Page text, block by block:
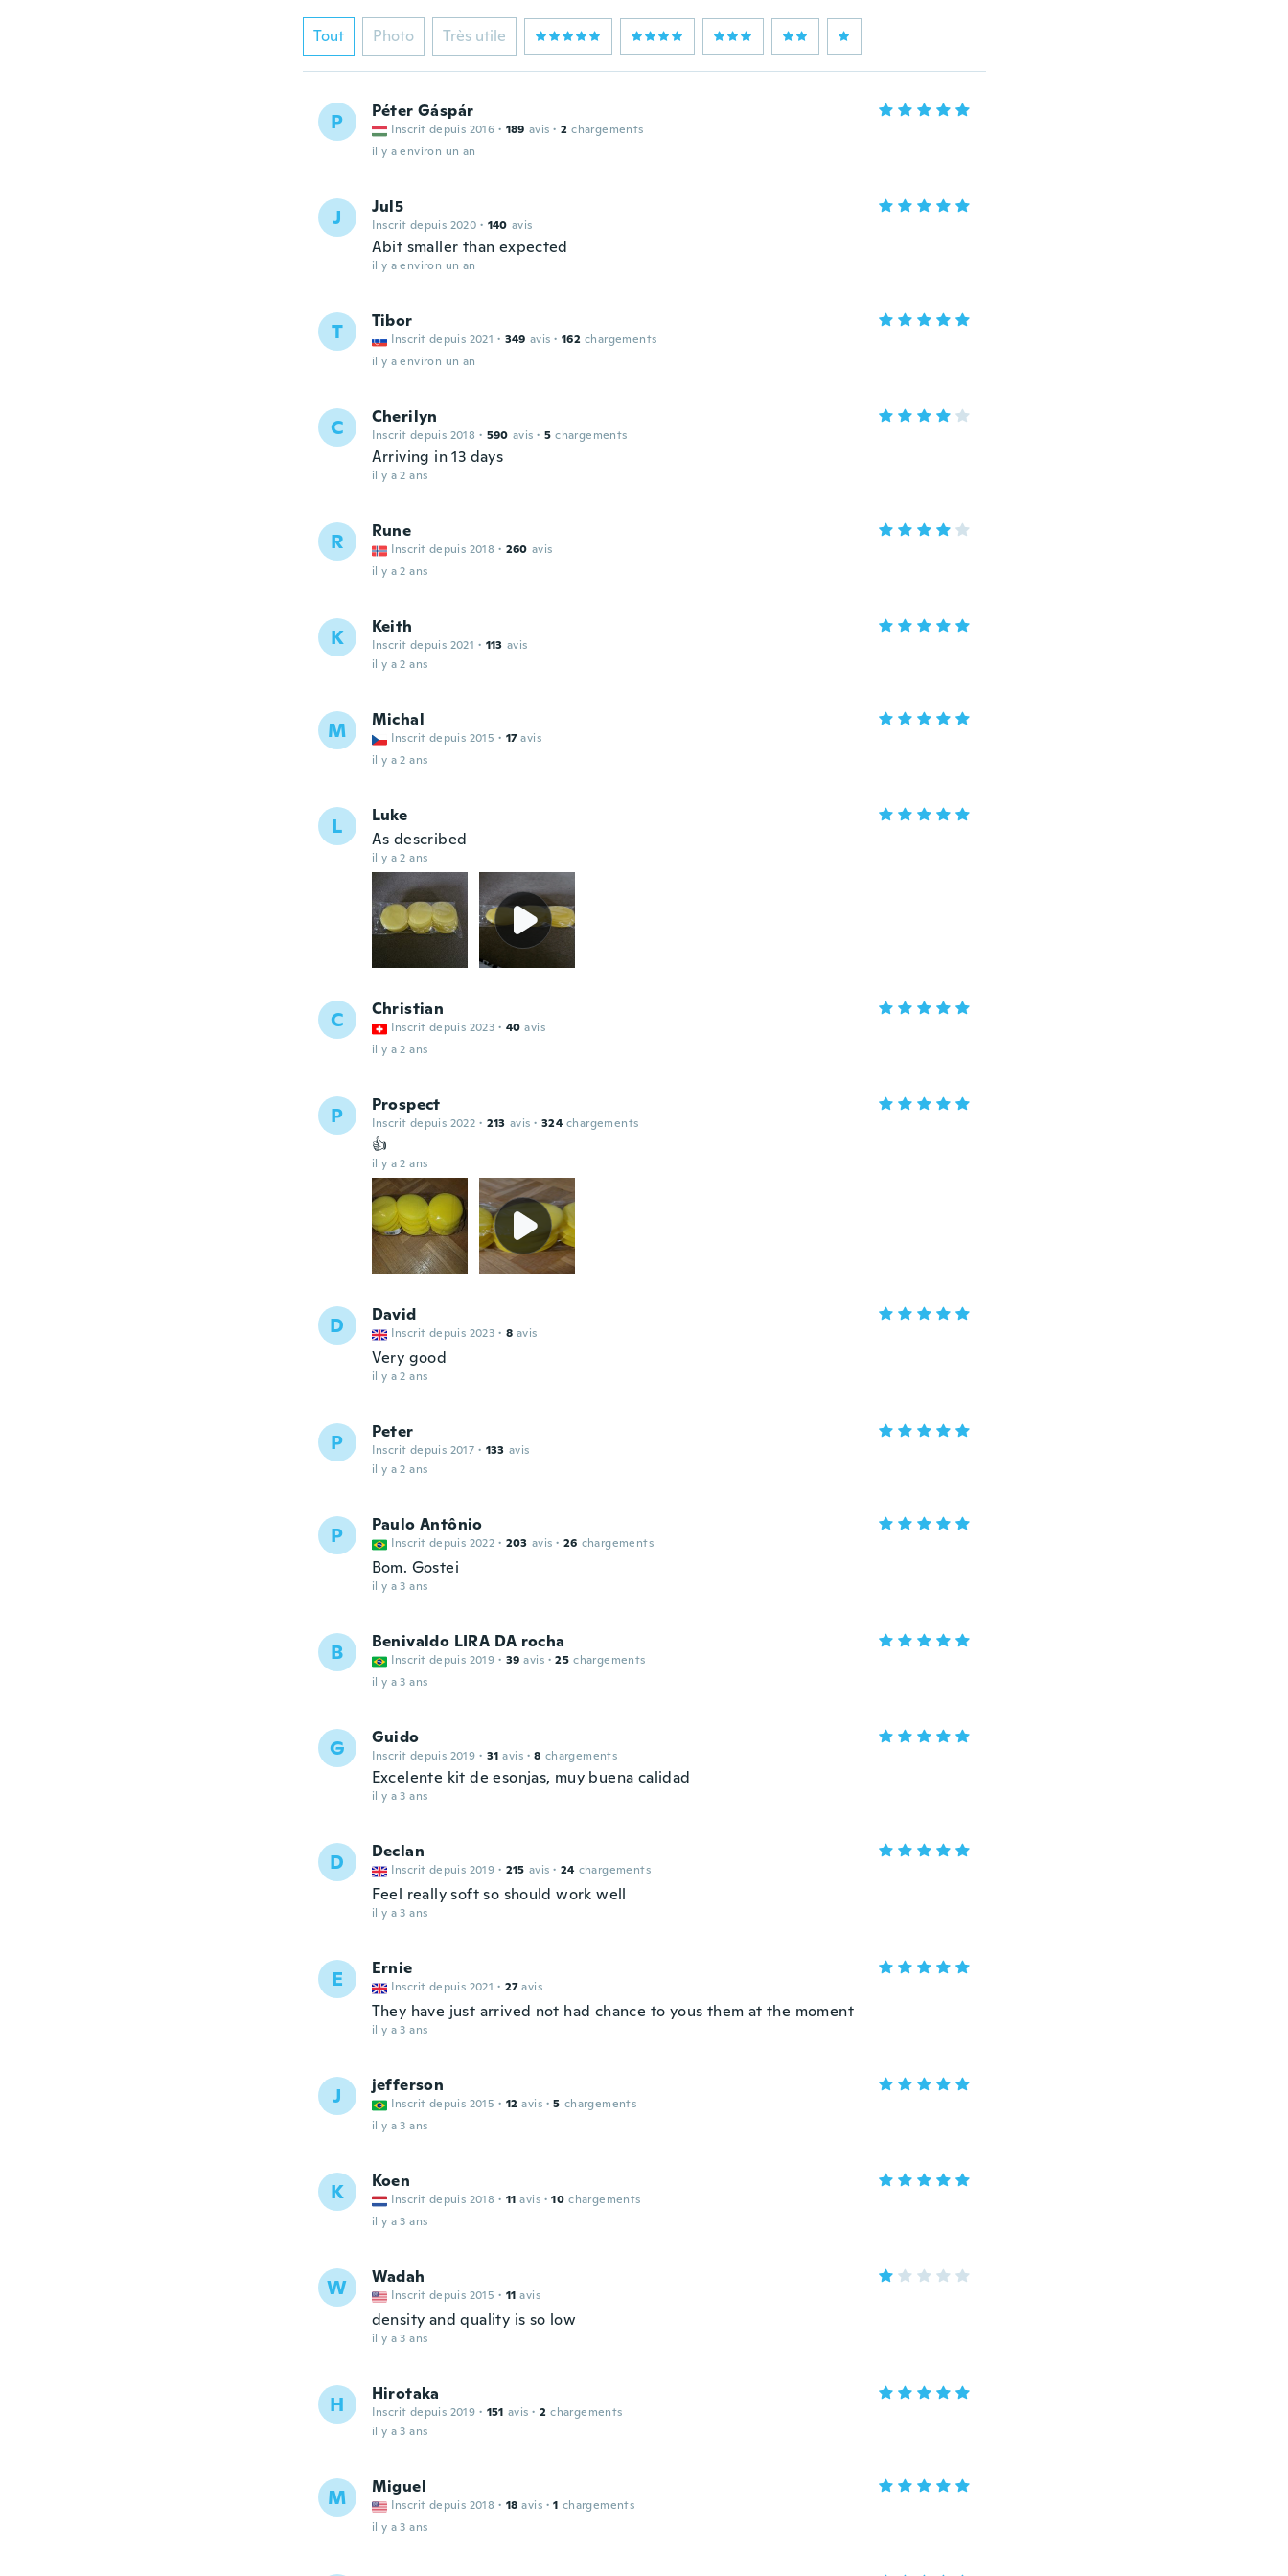
Tout Photo Très utile
P Péter Gáspár
Inscrit depuis 2016 · 189 avis · 2 chargements
il y a environ un an
J Jul5
Inscrit depuis 2020 · 140 avis
Abit smaller than expected
il y a environ un an
T Tibor
Inscrit depuis 2021 · 349 avis · 162 chargements
il y a environ un an
C Cherilyn
Inscrit depuis 2018 · 590 avis · 5 chargements
Arriving in 13 days
il y a 2 ans
R Rune
Inscrit depuis 2018 · 260 avis
il y a 2 ans
K Keith
Inscrit depuis 2021 · 113 avis
il y a 2 ans
M Michal
Inscrit depuis 2015 · 17 avis
il y a 2 ans
L
Luke
As described
il y a 2 ans
C Christian
Inscrit depuis 2023 · 40 avis
il y a 2 ans
P Prospect
Inscrit depuis 2022 · 213 avis · 324 chargements
👍
il y a 2 ans
D David
Inscrit depuis 2023 · 8 avis
Very good
il y a 2 ans
P Peter
Inscrit depuis 2017 · 133 avis
il y a 2 ans
P Paulo Antônio
Inscrit depuis 2022 · 203 avis · 26 chargements
Bom. Gostei
il y a 3 ans
B Benivaldo LIRA DA rocha
Inscrit depuis 2019 · 39 avis · 25 chargements
il y a 3 ans
G Guido
Inscrit depuis 2019 · 31 avis · 8 chargements
Excelente kit de esonjas, muy buena calidad
il y a 3 ans
D Declan
Inscrit depuis 2019 · 215 avis · 24 chargements
Feel really soft so should work well
il y a 3 ans
E Ernie
Inscrit depuis 2021 · 27 avis
They have just arrived not had chance to yous them at the moment
il y a 3 ans
J jefferson
Inscrit depuis 2015 · 12 avis · 5 chargements
il y a 3 ans
K Koen
Inscrit depuis 2018 · 11 avis · 10 chargements
il y a 3 ans
W Wadah
Inscrit depuis 2015 · 11 avis
density and quality is so low
il y a 3 ans
H Hirotaka
Inscrit depuis 2019 · 151 avis · 2 chargements
il y a 3 ans
M Miguel
Inscrit depuis 2018 · 18 avis · 1 chargements
il y a 3 ans